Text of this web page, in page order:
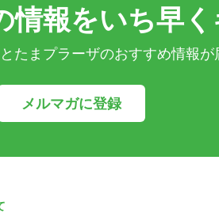
情報をいち早
たまプラーザのおすすめ情報が
メルマガに登録